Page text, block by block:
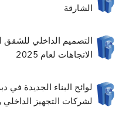
الشارقة
التصميم الداخلي للشقق
الاتجاهات لعام 2025
لشركات التجهيز الداخلي